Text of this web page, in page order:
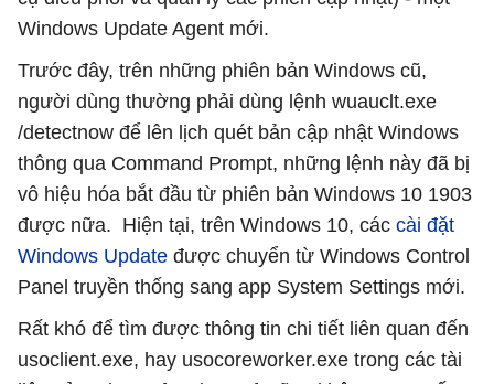
Windows Update Agent mới.
Trước đây, trên những phiên bản Windows cũ,
người dùng thường phải dùng lệnh wuauclt.exe
/detectnow để lên lịch quét bản cập nhật Windows
thông qua Command Prompt, những lệnh này đã bị
vô hiệu hóa bắt đầu từ phiên bản Windows 10 1903
được nữa. Hiện tại, trên Windows 10, các cài đặt
Windows Update được chuyển từ Windows Control
Panel truyền thống sang app System Settings mới.
Rất khó để tìm được thông tin chi tiết liên quan đến
usoclient.exe, hay usocoreworker.exe trong các tài